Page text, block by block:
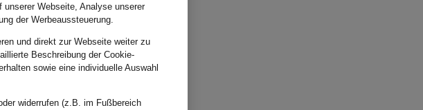
Webseite, Analyse unserer
der Werbeaussteuerung.
und direkt zur Webseite weiter zu
Beschreibung der Cookie-
sowie eine individuelle Auswahl
widerrufen (z.B. im Fußbereich